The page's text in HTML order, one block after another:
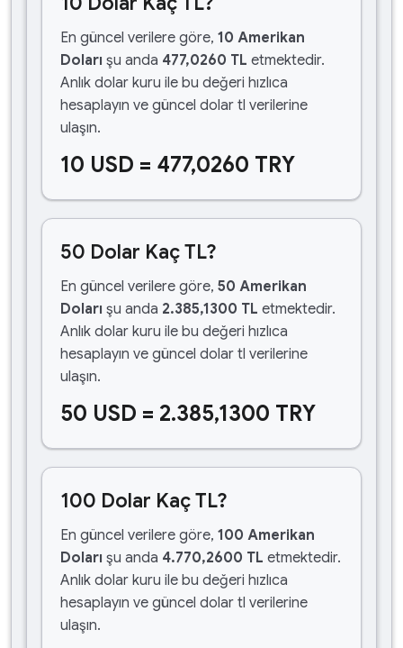
En güncel verilere göre, 10 Amerikan
Doları şu anda 477,0260 TL etmektedir.
Anlık dolar kuru ile bu değeri hızlıca
hesaplayın ve güncel dolar tl verilerine
ulaşın.
10 USD = 477,0260 TRY
50 Dolar Kaç TL?
En güncel verilere göre, 50 Amerikan
Doları şu anda 2.385,1300 TL etmektedir.
Anlık dolar kuru ile bu değeri hızlıca
hesaplayın ve güncel dolar tl verilerine
ulaşın.
50 USD = 2.385,1300 TRY
100 Dolar Kaç TL?
En güncel verilere göre, 100 Amerikan
Doları şu anda 4.770,2600 TL etmektedir.
Anlık dolar kuru ile bu değeri hızlıca
hesaplayın ve güncel dolar tl verilerine
ulaşın.